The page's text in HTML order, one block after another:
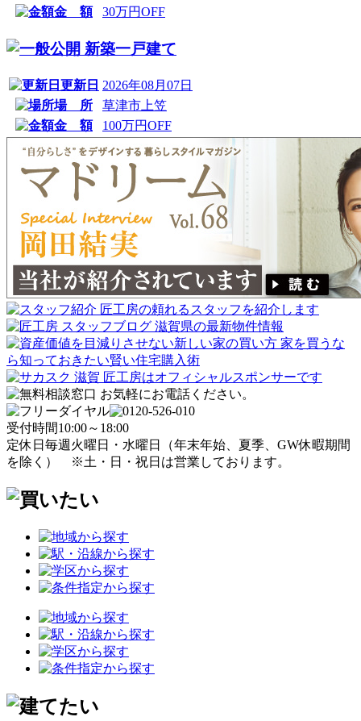
金 額
30万円OFF
新築一戸建て
更新日 2026年08月07日
場 所
草津市上笠
金 額
100万円OFF
受付時間10:00～18:00
定休日 毎週火曜日・水曜日
（年末年始、夏季、GW休暇期間
を除く）
※土・日・祝日は営業しております。